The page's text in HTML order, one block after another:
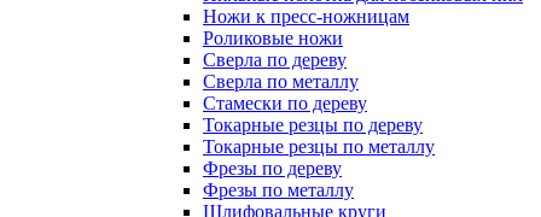
Ножи к пресс-ножницам
Роликовые ножи
Сверла по дереву
Сверла по металлу
Стамески по дереву
Токарные резцы по дереву
Токарные резцы по металлу
Фрезы по дереву
Фрезы по металлу
Шлифовальные круги